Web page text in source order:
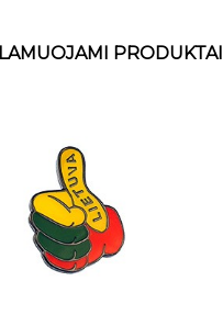
PRODUKTAI